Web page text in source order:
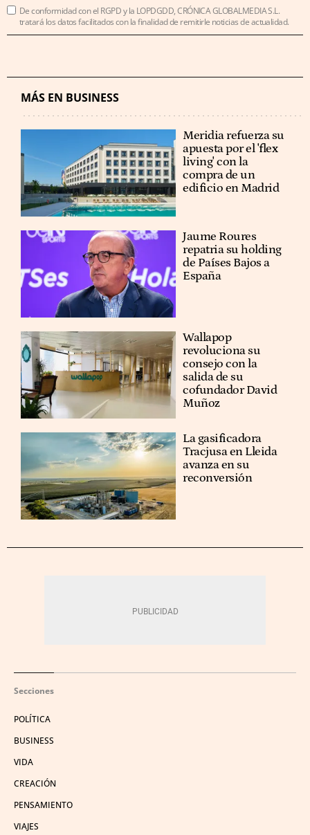
De conformidad con el RGPD y la LOPDGDD, CRÓNICA GLOBALMEDIA S.L.
tratará los datos facilitados con la finalidad de remitirle noticias de actualidad.
MÁS EN BUSINESS
Meridia refuerza su
apuesta por el 'flex
living' con la
compra de un
edificio en Madrid
Jaume Roures
repatria su holding
de Países Bajos a
España
Wallapop
revoluciona su
consejo con la
salida de su
cofundador David
Muñoz
La gasificadora
Tracjusa en Lleida
avanza en su
reconversión
Secciones
POLÍTICA
BUSINESS
VIDA
CREACIÓN
PENSAMIENTO
VIAJES